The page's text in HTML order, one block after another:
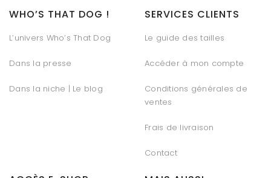
WHO’S THAT DOG !
L’univers Who’s That Dog
Dans la presse
Dans la niche | Le blog
SERVICES CLIENTS
Le guide des tailles
Accéder à mon compte
Conditions générales de
ventes
Frais de livraison
Contact